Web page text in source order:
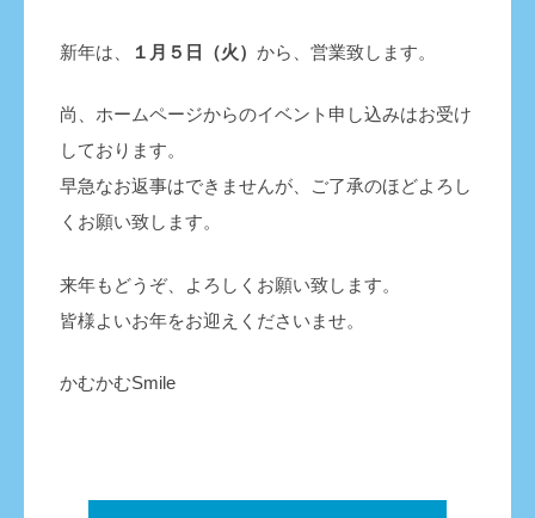
新年は、 １月５日（火） から、営業致します。
尚、ホームページからのイベント申し込みはお受け
しております。
早急なお返事はできませんが、ご了承のほどよろし
くお願い致します。
来年もどうぞ、よろしくお願い致します。
皆様よいお年をお迎えくださいませ。
かむかむSmile